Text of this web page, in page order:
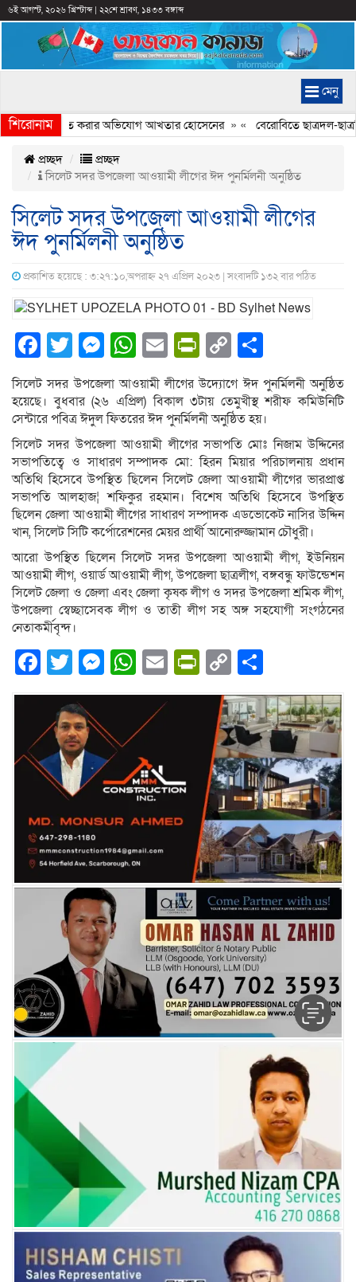
৬ই আগস্ট, ২০২৬ খ্রিস্টাব্দ| ২২শে শ্রাবণ, ১৪৩৩ বঙ্গাব্দ
মেনু
শিরোনাম
ইতিহাস বিকৃত করার অভিযোগ আখতার হোসেনের» «বেরোবিতে ছাত্রদল-
প্রচ্ছদ
প্রচ্ছদ
সিলেট সদর উপজেলা আওয়ামী লীগের ঈদ পুনর্মিলনী অনুষ্ঠিত
সিলেট সদর উপজেলা আওয়ামী লীগের
ঈদ পুনর্মিলনী অনুষ্ঠিত
প্রকাশিত হয়েছে : ৩:২৭:১০,অপরাহ্ন ২৭ এপ্রিল ২০২৩ | সংবাদটি ১৩২ বার পঠিত
Facebook
Twitter
Messenger
WhatsApp
EmailPrintFriendly
Copy
Link
সিলেট সদর উপজেলা আওয়ামী লীগের উদ্যোগে ঈদ পুনর্মিলনী অনুষ্ঠিত
হয়েছে। বুধবার (২৬ এপ্রিল) বিকাল ৩টায় তেমুখীস্থ শরীফ কমিউনিটি
সেন্টারে পবিত্র ঈদুল ফিতরের ঈদ পুনর্মিলনী অনুষ্ঠিত হয়।
সিলেট সদর উপজেলা আওয়ামী লীগের সভাপতি মোঃ নিজাম উদ্দিনের
সভাপতিত্বে ও সাধারণ সম্পাদক মো: হিরন মিয়ার পরিচালনায় প্রধান
অতিথি হিসেবে উপস্থিত ছিলেন সিলেট জেলা আওয়ামী লীগের ভারপ্রাপ্ত
সভাপতি আলহাজ¦ শফিকুর রহমান। বিশেষ অতিথি হিসেবে উপস্থিত
ছিলেন জেলা আওয়ামী লীগের সাধারণ সম্পাদক এডভোকেট নাসির উদ্দিন
খান, সিলেট সিটি কর্পোরেশনের মেয়র প্রার্থী আনোরুজ্জামান চৌধুরী।
আরো উপস্থিত ছিলেন সিলেট সদর উপজেলা আওয়ামী লীগ, ইউনিয়ন
আওয়ামী লীগ, ওয়ার্ড আওয়ামী লীগ, উপজেলা ছাত্রলীগ, বঙ্গবন্ধু ফাউন্ডেশন
সিলেট জেলা ও জেলা এবং জেলা কৃষক লীগ ও সদর উপজেলা শ্রমিক লীগ,
উপজেলা স্বেচ্ছাসেবক লীগ ও তাতী লীগ সহ অঙ্গ সহযোগী সংগঠনের
নেতাকর্মীবৃন্দ।
Facebook
Twitter
Messenger
WhatsApp
EmailPrintFriendly
Copy
Link